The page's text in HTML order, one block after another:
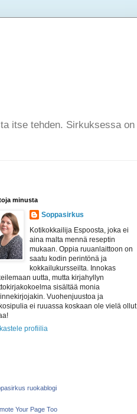
itse tehden. Sirkuksessa on
minusta
Soppasirkus
Kotikokkailija Espoosta, joka ei
aina malta mennä reseptin
mukaan. Oppia ruuanlaittoon on
saatu kodin perintönä ja
kokkailukursseilta. Innokas
uutta, mutta kirjahyllyn
sisältää monia
Vuohenjuustoa ja
ei ruuassa koskaan ole vielä ollut
profiilia
ruokablogi
Your Page Too